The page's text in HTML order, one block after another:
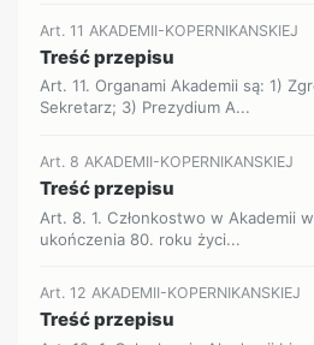
Art. 11 AKADEMII-KOPERNIKANSKIEJ
Treść przepisu
Art. 11. Organami Akademii są: 1)
Sekretarz; 3) Prezydium A...
Art. 8 AKADEMII-KOPERNIKANSKIEJ
Treść przepisu
Art. 8. 1. Członkostwo w Akademii
ukończenia 80. roku życi...
Art. 12 AKADEMII-KOPERNIKANSKIEJ
Treść przepisu